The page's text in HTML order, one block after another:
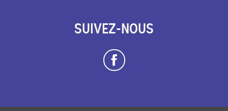
SUIVEZ-NOUS